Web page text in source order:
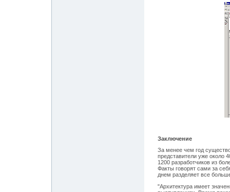
Заключение
За менее чем год
представители уже около
1200 разработчиков из
Факты говорят сами за
днем разделяет все
"Архитектура имеет